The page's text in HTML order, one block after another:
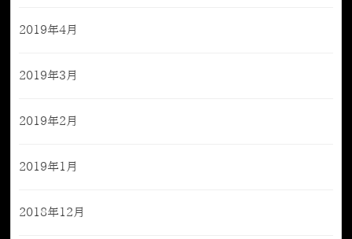
2019年4月
2019年3月
2019年2月
2019年1月
2018年12月